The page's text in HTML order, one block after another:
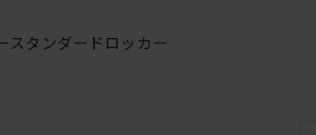
スタンダードロッカー